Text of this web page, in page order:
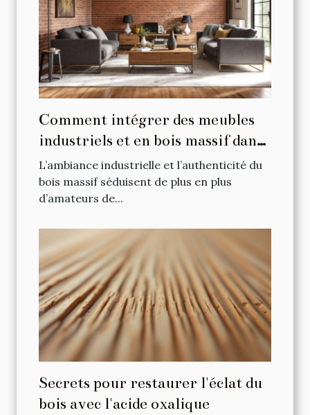
Comment intégrer des meubles
industriels et en bois massif dans
votre intérieur ?
L’ambiance industrielle et l’authenticité du
bois massif séduisent de plus en plus
d’amateurs de...
Secrets pour restaurer l'éclat du
bois avec l'acide oxalique